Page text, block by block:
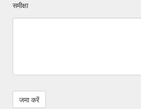
समीक्षा